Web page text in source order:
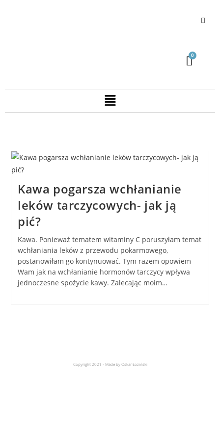
Kawa pogarsza wchłanianie
leków tarczycowych- jak ją
pić?
Kawa. Ponieważ tematem witaminy C poruszyłam temat
wchłaniania leków z przewodu pokarmowego,
postanowiłam go kontynuować. Tym razem opowiem
Wam jak na wchłanianie hormonów tarczycy wpływa
jednoczesne spożycie kawy. Zalecając moim…
Copyright 2021 - Made by Oskar Łoziński